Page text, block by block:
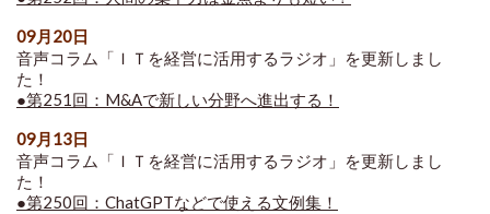
09月20日
音声コラム「ＩＴを経営に活用するラジオ」を更新しまし
た！
●第251回：M&Aで新しい分野へ進出する！
09月13日
音声コラム「ＩＴを経営に活用するラジオ」を更新しまし
た！
●第250回：ChatGPTなどで使える文例集！